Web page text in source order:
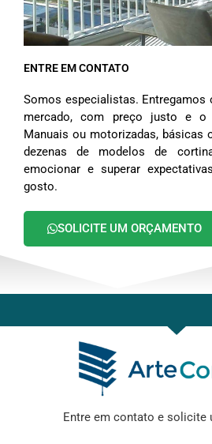
ENTRE EM CONTATO
Somos especialistas. Entregamos
mercado, com preço justo e o
Manuais ou motorizadas, básicas
dezenas de modelos de
emocionar e superar
gosto.
SOLICITE UM ORÇAMENTO
Entre em contato e solicite